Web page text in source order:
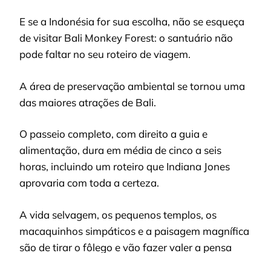
E se a Indonésia for sua escolha, não se esqueça
de visitar Bali Monkey Forest: o santuário não
pode faltar no seu roteiro de viagem.
A área de preservação ambiental se tornou uma
das maiores atrações de Bali.
O passeio completo, com direito a guia e
alimentação, dura em média de cinco a seis
horas, incluindo um roteiro que Indiana Jones
aprovaria com toda a certeza.
A vida selvagem, os pequenos templos, os
macaquinhos simpáticos e a paisagem magnífica
são de tirar o fôlego e vão fazer valer a pensa